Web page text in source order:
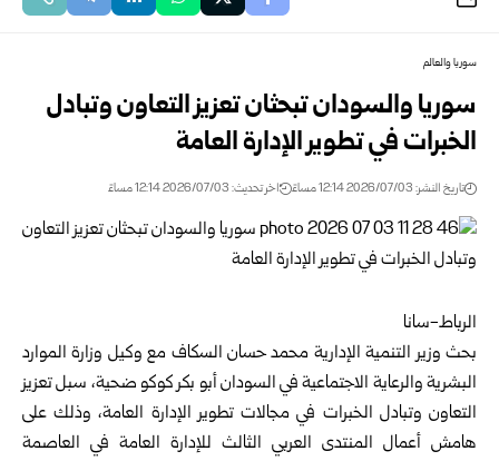
سوريا والعالم
سوريا والسودان تبحثان تعزيز التعاون وتبادل
الخبرات في تطوير الإدارة العامة
تاريخ النشر: 2026/07/03 12:14 مساءً اخر تحديث: 2026/07/03 12:14 مساءً
الرباط-سانا
بحث وزير التنمية الإدارية محمد حسان السكاف مع وكيل وزارة الموارد
البشرية والرعاية الاجتماعية في السودان أبو بكر كوكو ضحية، سبل تعزيز
التعاون وتبادل الخبرات في مجالات تطوير الإدارة العامة، وذلك على
هامش أعمال المنتدى العربي الثالث للإدارة العامة في العاصمة